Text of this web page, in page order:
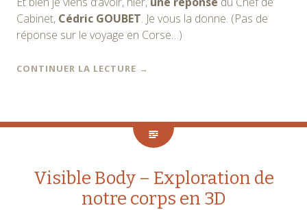
Cabinet, Cédric GOUBET. Je vous la donne. (Pas de
réponse sur le voyage en Corse…)
CONTINUER LA LECTURE →
Visible Body – Exploration de
notre corps en 3D